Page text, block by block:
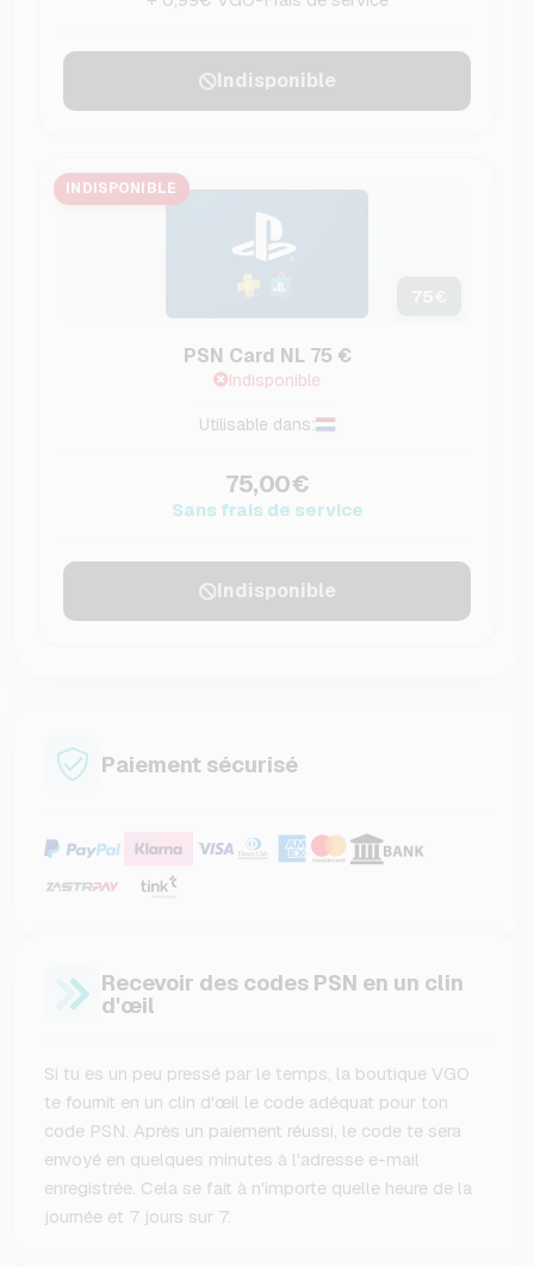
Indisponible
INDISPONIBLE
PSN Card NL 75 €
Indisponible
Utilisable dans:
75,00€
Sans frais de service
Indisponible
Paiement sécurisé
Recevoir des codes PSN en un clin
d'œil
Si tu es un peu pressé par le temps, la boutique VGO
te fournit en un clin d'œil le code adéquat pour ton
code PSN. Après un paiement réussi, le code te sera
envoyé en quelques minutes à l'adresse e-mail
enregistrée. Cela se fait à n'importe quelle heure de la
journée et 7 jours sur 7.